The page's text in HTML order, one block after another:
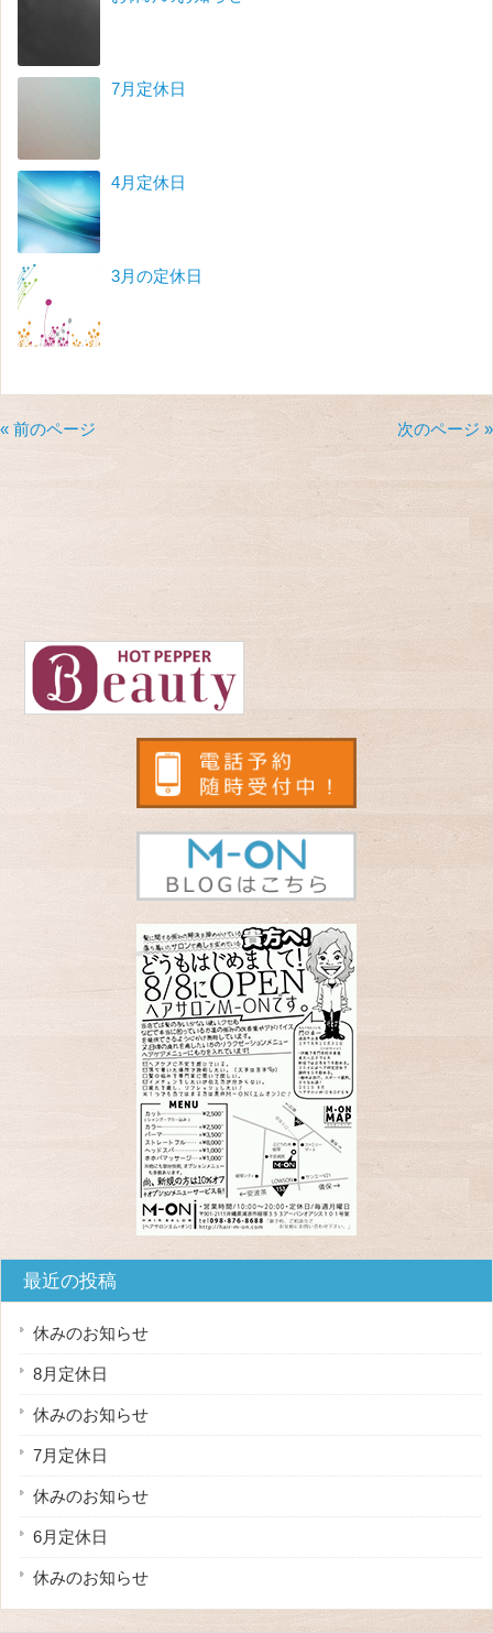
7月定休日
4月定休日
3月の定休日
« 前のページ 次のページ »
最近の投稿
休みのお知らせ
8月定休日
休みのお知らせ
7月定休日
休みのお知らせ
6月定休日
休みのお知らせ